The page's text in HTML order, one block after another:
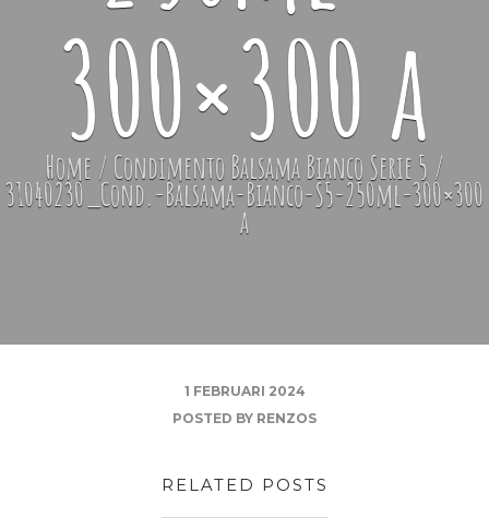
300×300 a
Home / Condimento Balsama Bianco Serie 5 /
31040230_Cond.-Balsama-Bianco-S5-250ml-300×300
a
1 FEBRUARI 2024
POSTED BY RENZOS
RELATED POSTS